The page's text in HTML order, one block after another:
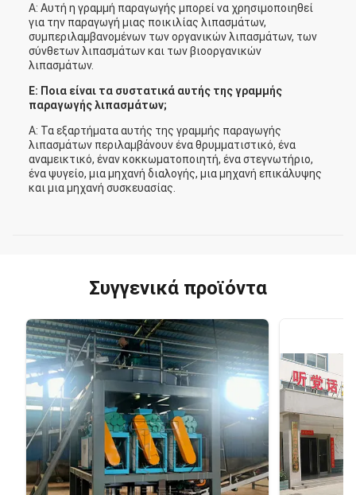
Α: Αυτή η γραμμή παραγωγής μπορεί να χρησιμοποιηθεί
για την παραγωγή μιας ποικιλίας λιπασμάτων,
συμπεριλαμβανομένων των οργανικών λιπασμάτων, των
σύνθετων λιπασμάτων και των βιοοργανικών
λιπασμάτων.
Ε: Ποια είναι τα συστατικά αυτής της γραμμής
παραγωγής λιπασμάτων;
Α: Τα εξαρτήματα αυτής της γραμμής παραγωγής
λιπασμάτων περιλαμβάνουν ένα θρυμματιστικό, ένα
αναμεικτικό, έναν κοκκωματοποιητή, ένα στεγνωτήριο,
ένα ψυγείο, μια μηχανή διαλογής, μια μηχανή επικάλυψης
και μια μηχανή συσκευασίας.
Συγγενικά προϊόντα